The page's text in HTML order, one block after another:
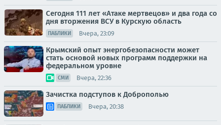
Сегодня 111 лет «Атаке мертвецов» и два года со
дня вторжения ВСУ в Курскую область
ПАБЛИКИ Вчера, 23:09
Крымский опыт энергобезопасности может
стать основой новых программ поддержки на
федеральном уровне
СМИ Вчера, 22:36
Зачистка подступов к Доброполью
ПАБЛИКИ Вчера, 20:38